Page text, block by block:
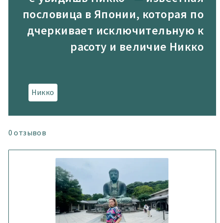
пословица в Японии, которая по
дчеркивает исключительную к
расоту и величие Никко
Никко
0 отзывов